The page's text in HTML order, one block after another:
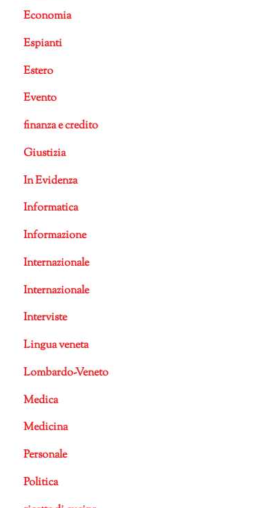
Economia
Espianti
Estero
Evento
finanza e credito
Giustizia
In Evidenza
Informatica
Informazione
Internazionale
Internazionale
Interviste
Lingua veneta
Lombardo-Veneto
Medica
Medicina
Personale
Politica